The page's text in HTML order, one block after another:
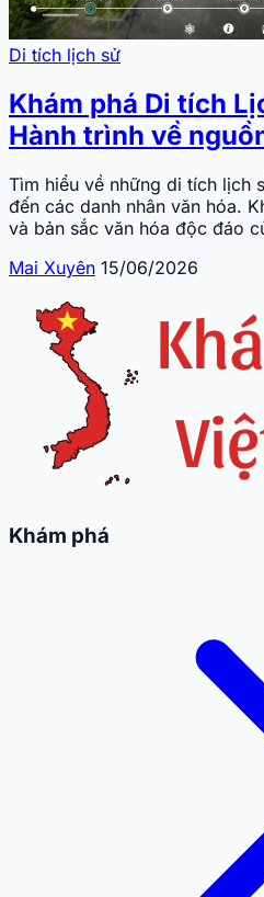
Di tích lịch sử
Khám phá Di tích
Hành trình về
Tìm hiểu về những di tích lịch
đến các danh nhân văn hóa.
và bản sắc văn hóa độc đáo
Mai Xuyên 15/06/2026
Khám phá